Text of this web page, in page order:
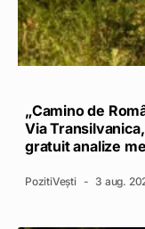
„Camino de
Via
gratuit analize
PozitiVești 3 aug.